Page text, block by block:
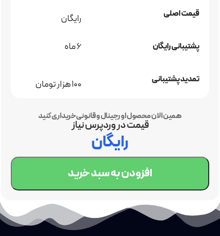
قیمت اصلی رایگان
پشتیبانی رایگان 6 ماه
تمدید پشتیبانی 100 هزار تومان
همین الان محصول اورجینال و قانونی خریداری کنید
قیمت در وردپرس نیاز
رایگان
افزودن به سبد خرید